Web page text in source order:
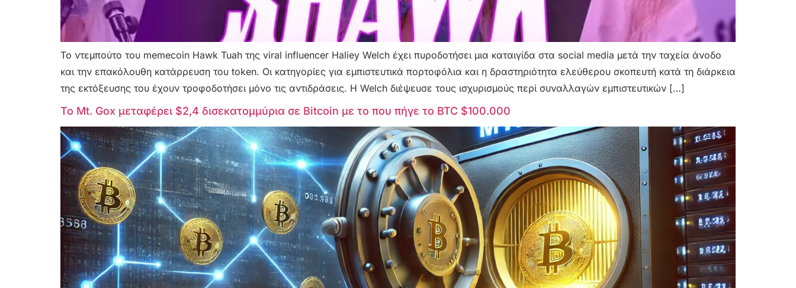
Το ντεμπούτο του memecoin Hawk Tuah της viral influencer Haliey Welch έχει πυροδοτήσει μια καταιγίδα στα social media μετά την ταχεία άνοδο
και την επακόλουθη κατάρρευση του token. Οι κατηγορίες για εμπιστευτικά πορτοφόλια και η δραστηριότητα ελεύθερου σκοπευτή κατά τη διάρκεια
της εκτόξευσης του έχουν τροφοδοτήσει μόνο τις αντιδράσεις. Η Welch διέψευσε τους ισχυρισμούς περί συναλλαγών εμπιστευτικών […]
Το Mt. Gox μεταφέρει $2,4 δισεκατομμύρια σε Bitcoin με το που πήγε το BTC $100.000